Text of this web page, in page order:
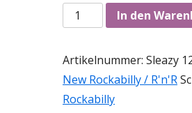
Anzahl In den
Artikelnummer: Sleazy
New Rockabilly / R'n'R
Rockabilly